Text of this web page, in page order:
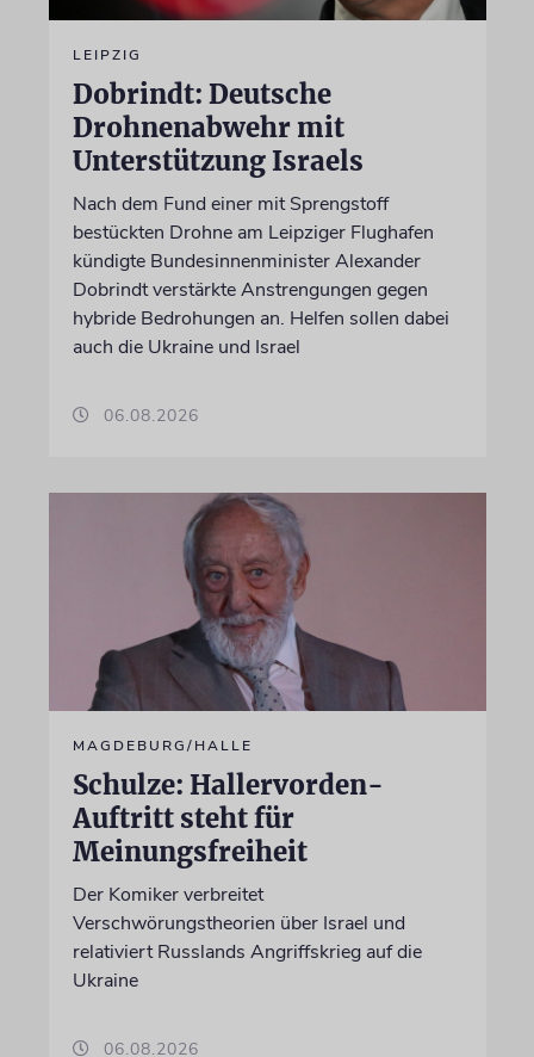
LEIPZIG
Dobrindt: Deutsche
Drohnenabwehr mit
Unterstützung Israels
Nach dem Fund einer mit Sprengstoff
bestückten Drohne am Leipziger Flughafen
kündigte Bundesinnenminister Alexander
Dobrindt verstärkte Anstrengungen gegen
hybride Bedrohungen an. Helfen sollen dabei
auch die Ukraine und Israel
06.08.2026
MAGDEBURG/HALLE
Schulze: Hallervorden-
Auftritt steht für
Meinungsfreiheit
Der Komiker verbreitet
Verschwörungstheorien über Israel und
relativiert Russlands Angriffskrieg auf die
Ukraine
06.08.2026